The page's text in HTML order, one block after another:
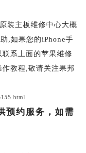
装主板维修中心大概
,如果您的iPhone手
系上面的苹果维修
教程,敬请关注果邦
预约服务，如需